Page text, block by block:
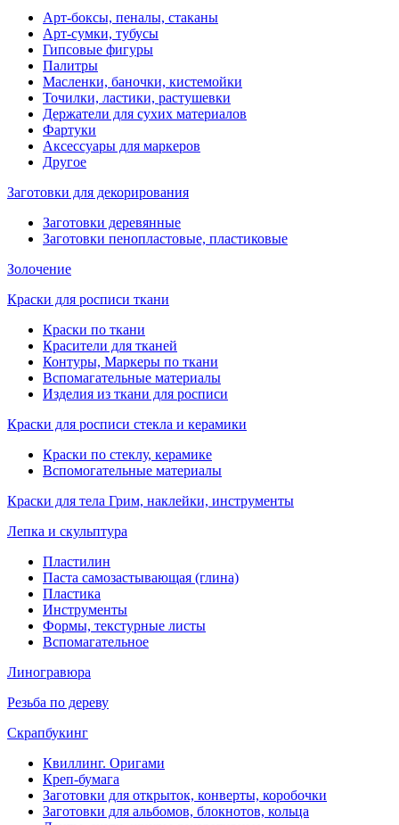
Арт-боксы, пеналы, стаканы
Арт-сумки, тубусы
Гипсовые фигуры
Палитры
Масленки, баночки, кистемойки
Точилки, ластики, растушевки
Держатели для сухих материалов
Фартуки
Аксессуары для маркеров
Другое
Заготовки для декорирования
Заготовки деревянные
Заготовки пенопластовые, пластиковые
Золочение
Краски для росписи ткани
Краски по ткани
Красители для тканей
Контуры, Маркеры по ткани
Вспомагательные материалы
Изделия из ткани для росписи
Краски для росписи стекла и керамики
Краски по стеклу, керамике
Вспомогательные материалы
Краски для тела Грим, наклейки, инструменты
Лепка и скульптура
Пластилин
Паста самозастывающая (глина)
Пластика
Инструменты
Формы, текстурные листы
Вспомагательное
Линогравюра
Резьба по дереву
Скрапбукинг
Квиллинг. Оригами
Креп-бумага
Заготовки для открыток, конверты, коробочки
Заготовки для альбомов, блокнотов, кольца